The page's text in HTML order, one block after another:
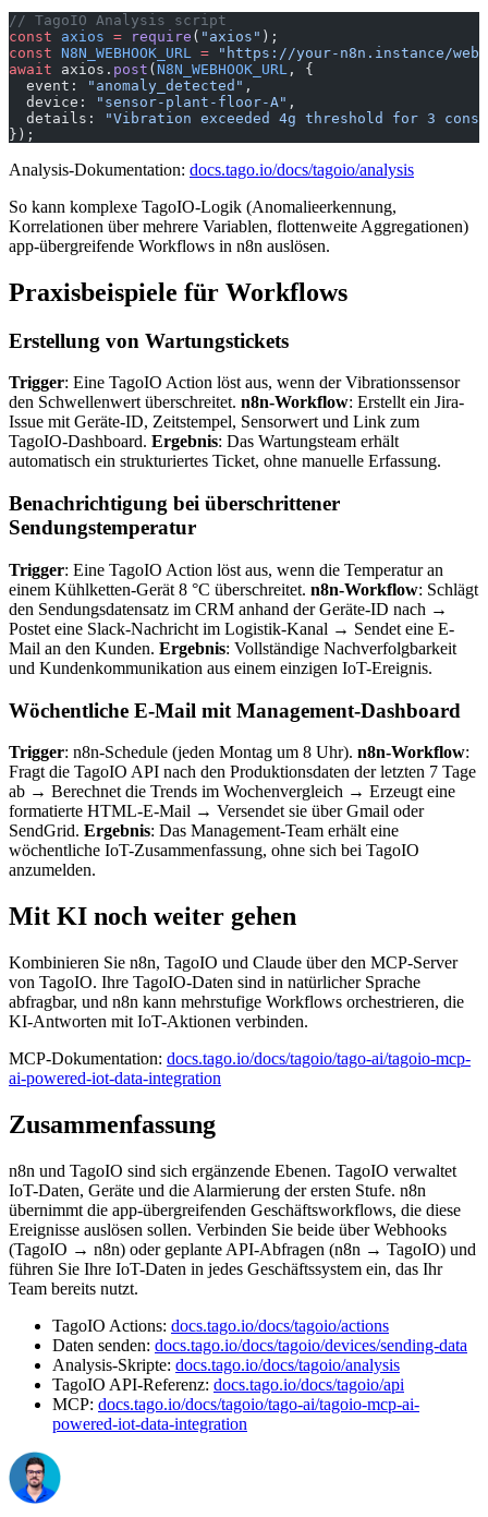
// TagoIO Analysis script
const axios = require ( "axios" );
const N8N_WEBHOOK_URL = "https://your-n8n.instance/
await axios. post ( N8N_WEBHOOK_URL , {
  event:
"anomaly_detected" ,
  device:
"sensor-plant-floor-A" ,
  details:
"Vibration exceeded 4g threshold for 3
});
Analysis-Dokumentation: docs.tago.io/docs/tagoio/analysis
So kann komplexe TagoIO-Logik (Anomalieerkennung,
Korrelationen über mehrere Variablen, flottenweite Aggregationen)
app-übergreifende Workflows in n8n auslösen.
Praxisbeispiele für Workflows
Erstellung von Wartungstickets
Trigger: Eine TagoIO Action löst aus, wenn der Vibrationssensor
den Schwellenwert überschreitet. n8n-Workflow: Erstellt ein Jira-
Issue mit Geräte-ID, Zeitstempel, Sensorwert und Link zum
TagoIO-Dashboard. Ergebnis: Das Wartungsteam erhält
automatisch ein strukturiertes Ticket, ohne manuelle Erfassung.
Benachrichtigung bei überschrittener
Sendungstemperatur
Trigger: Eine TagoIO Action löst aus, wenn die Temperatur an
einem Kühlketten-Gerät 8 °C überschreitet. n8n-Workflow: Schlägt
den Sendungsdatensatz im CRM anhand der Geräte-ID nach →
Postet eine Slack-Nachricht im Logistik-Kanal → Sendet eine E-
Mail an den Kunden. Ergebnis: Vollständige Nachverfolgbarkeit
und Kundenkommunikation aus einem einzigen IoT-Ereignis.
Wöchentliche E-Mail mit Management-Dashboard
Trigger: n8n-Schedule (jeden Montag um 8 Uhr). n8n-Workflow:
Fragt die TagoIO API nach den Produktionsdaten der letzten 7 Tage
ab → Berechnet die Trends im Wochenvergleich → Erzeugt eine
formatierte HTML-E-Mail → Versendet sie über Gmail oder
SendGrid. Ergebnis: Das Management-Team erhält eine
wöchentliche IoT-Zusammenfassung, ohne sich bei TagoIO
anzumelden.
Mit KI noch weiter gehen
Kombinieren Sie n8n, TagoIO und Claude über den MCP-Server
von TagoIO. Ihre TagoIO-Daten sind in natürlicher Sprache
abfragbar, und n8n kann mehrstufige Workflows orchestrieren, die
KI-Antworten mit IoT-Aktionen verbinden.
MCP-Dokumentation: docs.tago.io/docs/tagoio/tago-ai/tagoio-mcp-
ai-powered-iot-data-integration
Zusammenfassung
n8n und TagoIO sind sich ergänzende Ebenen. TagoIO verwaltet
IoT-Daten, Geräte und die Alarmierung der ersten Stufe. n8n
übernimmt die app-übergreifenden Geschäftsworkflows, die diese
Ereignisse auslösen sollen. Verbinden Sie beide über Webhooks
(TagoIO → n8n) oder geplante API-Abfragen (n8n → TagoIO) und
führen Sie Ihre IoT-Daten in jedes Geschäftssystem ein, das Ihr
Team bereits nutzt.
TagoIO Actions: docs.tago.io/docs/tagoio/actions
Daten senden: docs.tago.io/docs/tagoio/devices/sending-data
Analysis-Skripte: docs.tago.io/docs/tagoio/analysis
TagoIO API-Referenz: docs.tago.io/docs/tagoio/api
MCP: docs.tago.io/docs/tagoio/tago-ai/tagoio-mcp-ai-
powered-iot-data-integration